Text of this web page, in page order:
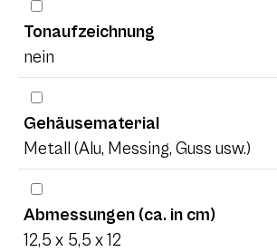
Tonaufzeichnung
nein
Gehäusematerial
Metall (Alu, Messing, Guss usw.)
Abmessungen (ca. in cm)
12,5 x 5,5 x 12